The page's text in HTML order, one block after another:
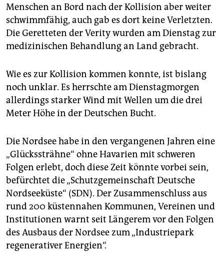
Menschen an Bord nach der Kollision aber weiter
schwimmfähig, auch gab es dort keine Verletzten.
Die Geretteten der Verity wurden am Dienstag zur
medizinischen Behandlung an Land gebracht.
Wie es zur Kollision kommen konnte, ist bislang
noch unklar. Es herrschte am Dienstagmorgen
allerdings starker Wind mit Wellen um die drei
Meter Höhe in der Deutschen Bucht.
Die Nordsee habe in den vergangenen Jahren eine
„Glückssträhne“ ohne Havarien mit schweren
Folgen erlebt, doch diese Zeit könnte vorbei sein,
befürchtet die „Schutzgemeinschaft Deutsche
Nordseeküste“ (SDN). Der Zusammenschluss aus
rund 200 küstennahen Kommunen, Vereinen und
Institutionen warnt seit Längerem vor den Folgen
des Ausbaus der Nordsee zum „Industriepark
regenerativer Energien“.